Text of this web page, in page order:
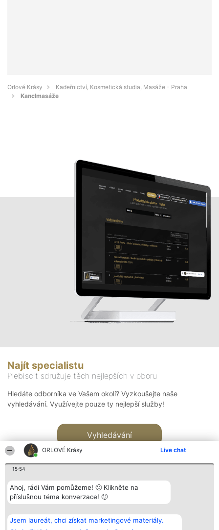
ORLOVÉ Krásy Live chat
15:54
Ahoj, rádi Vám pomůžeme! 🙂 Klikněte na
příslušnou téma konverzace! 🙂
Jsem laureát, chci získat marketingové materiály.
Orlové Krásy
Kadeřnictví, Kosmetická studia, Masáže - Praha
Kanclmasáže
Najít specialistu
Plebiscit sdružuje těch nejlepších v oboru
Hledáte odborníka ve Vašem okolí? Vyzkoušejte naše
vyhledávání. Využívejte pouze ty nejlepší služby!
Vyhledávání
Bright Side Solutions sp. z o.
o. sp. k.
ul. Ruska 22
Vítězové
Seznam všech
laureátů
Kontakt